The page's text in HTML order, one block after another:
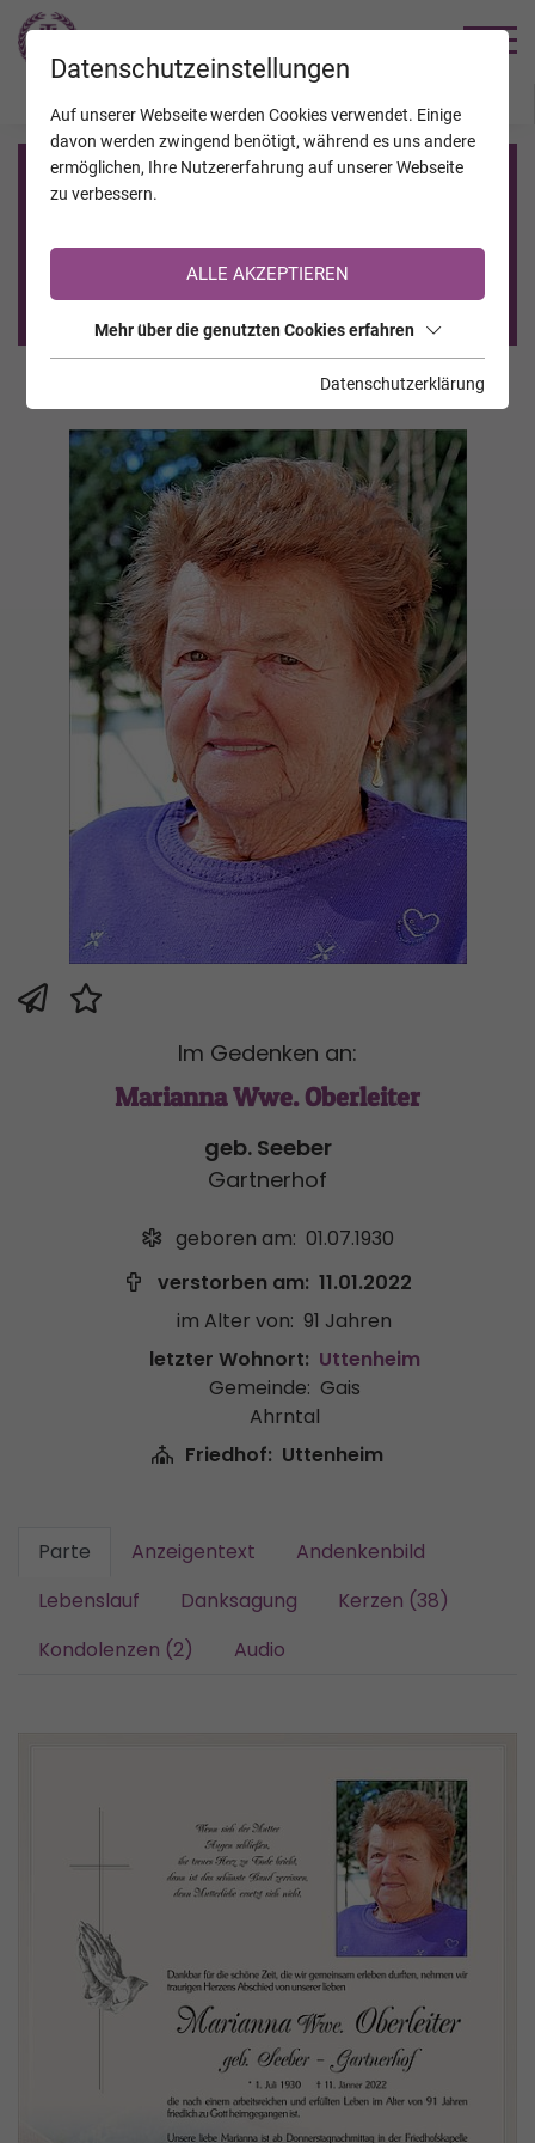
Registrierung auf TrauerHilfe.it
Sie sind noch nicht auf TrauerHilfe.it registriert?
>> zur kostenlosen Registrierung <<
Im Gedenken an:
Marianna Wwe. Oberleiter
geb. Seeber
Gartnerhof
geboren am: 01.07.1930
verstorben am: 11.01.2022
im Alter von: 91 Jahren
letzter Wohnort: Uttenheim
Gemeinde: Gais
Ahrntal
Friedhof: Uttenheim
Parte Anzeigentext
Andenkenbild
Lebenslauf
Danksagung
Kerzen (38)
Kondolenzen (2)
Audio
Datenschutzeinstellungen
Auf unserer Webseite werden Cookies verwendet. Einige
davon werden zwingend benötigt, während es uns andere
ermöglichen, Ihre Nutzererfahrung auf unserer Webseite
zu verbessern.
ALLE AKZEPTIEREN
Mehr über die genutzten Cookies erfahren
Datenschutzerklärung
JAHRESTAGE KALENDER VERSTORBENE